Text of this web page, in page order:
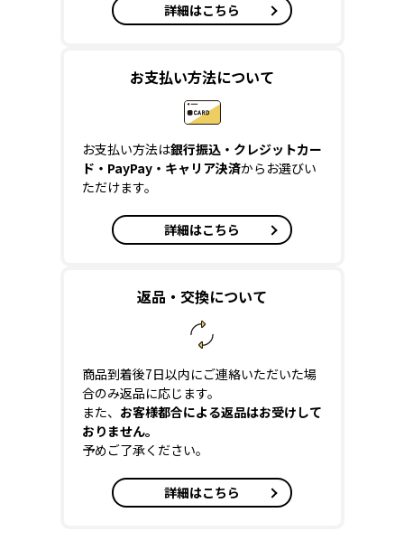
詳細はこちら
お支払い方法について
お支払い方法は銀行振込・クレジットカー
ド・PayPay・キャリア決済からお選びい
ただけます。
詳細はこちら
返品・交換について
商品到着後7日以内にご連絡いただいた場
合のみ返品に応じます。
また、 お客様都合による返品はお受けして
おりません。
予めご了承ください。
詳細はこちら